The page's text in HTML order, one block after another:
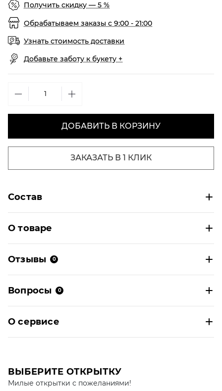
Получить скидку — 5 %
Обрабатываем заказы с 9:00 - 21:00
Узнать стоимость доставки
Добавьте заботу к букету +
ДОБАВИТЬ В КОРЗИНУ
ЗАКАЗАТЬ В 1 КЛИК
Состав
О товаре
Отзывы 0
Вопросы 0
О сервисе
ВЫБЕРИТЕ ОТКРЫТКУ
Милые открытки с пожеланиями!